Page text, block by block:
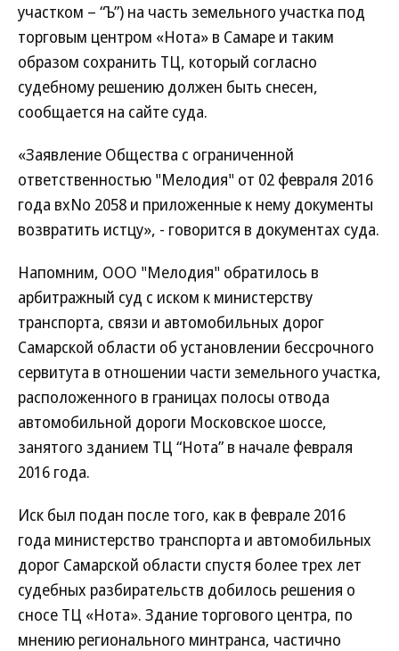
участком – “Ъ”) на часть земельного участка под
торговым центром «Нота» в Самаре и таким
образом сохранить ТЦ, который согласно
судебному решению должен быть снесен,
сообщается на сайте суда.
«Заявление Общества с ограниченной
ответственностью "Мелодия" от 02 февраля 2016
года вхNo 2058 и приложенные к нему документы
возвратить истцу», - говорится в документах суда.
Напомним, ООО "Мелодия" обратилось в
арбитражный суд с иском к министерству
транспорта, связи и автомобильных дорог
Самарской области об установлении бессрочного
сервитута в отношении части земельного участка,
расположенного в границах полосы отвода
автомобильной дороги Московское шоссе,
занятого зданием ТЦ “Нота” в начале февраля
2016 года.
Иск был подан после того, как в феврале 2016
года министерство транспорта и автомобильных
дорог Самарской области спустя более трех лет
судебных разбирательств добилось решения о
сносе ТЦ «Нота». Здание торгового центра, по
мнению регионального минтранса, частично